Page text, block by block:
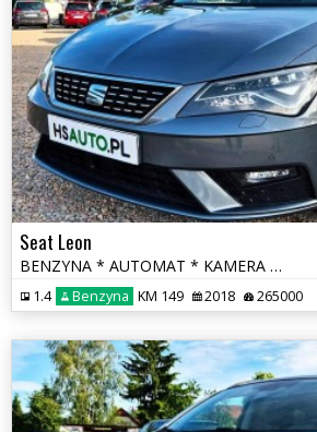
Seat Leon
BENZYNA * AUTOMAT * KAMERA * skóra alcantara * 2x pdc * serwis aso
1.4 Benzyna KM 149 2018 265000